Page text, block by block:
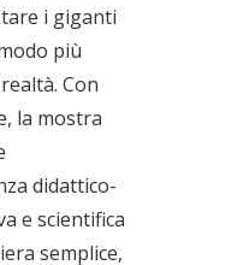
i giganti
più
Con
la mostra
didattico-
e scientifica
semplice,